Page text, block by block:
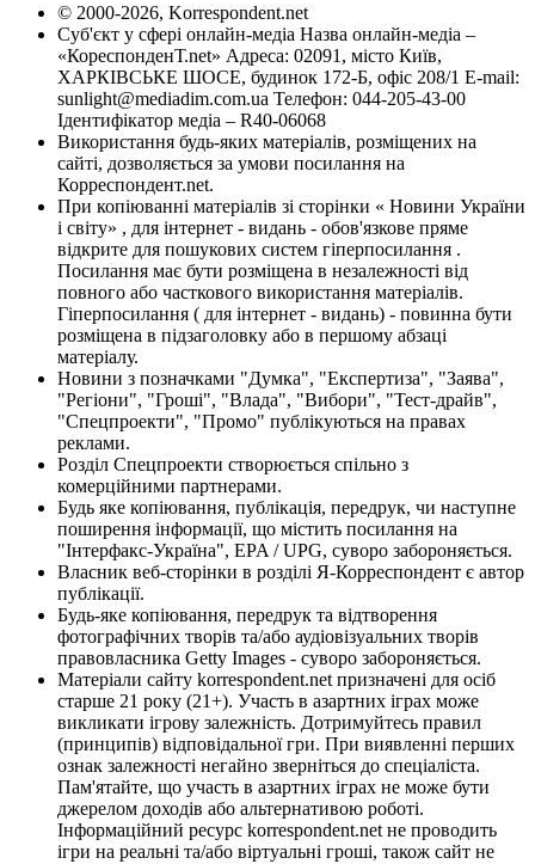
© 2000-2026, Korrespondent.net
Суб'єкт у сфері онлайн-медіа Назва онлайн-медіа –
«КореспонденТ.net» Адреса: 02091, місто Київ,
ХАРКІВСЬКЕ ШОСЕ, будинок 172-Б, офіс 208/1 E-mail:
sunlight@mediadim.com.ua Телефон: 044-205-43-00
Ідентифікатор медіа – R40-06068
Використання будь-яких матеріалів, розміщених на
сайті, дозволяється за умови посилання на
Корреспондент.net.
При копіюванні матеріалів зі сторінки « Новини України
і світу» , для інтернет - видань - обов'язкове пряме
відкрите для пошукових систем гіперпосилання .
Посилання має бути розміщена в незалежності від
повного або часткового використання матеріалів.
Гіперпосилання ( для інтернет - видань) - повинна бути
розміщена в підзаголовку або в першому абзаці
матеріалу.
Новини з позначками "Думка", "Експертиза", "Заява",
"Регіони", "Гроші", "Влада", "Вибори", "Тест-драйв",
"Спецпроекти", "Промо" публікуються на правах
реклами.
Розділ Спецпроекти створюється спільно з
комерційними партнерами.
Будь яке копіювання, публікація, передрук, чи наступне
поширення інформації, що містить посилання на
"Інтерфакс-Україна", EPA / UPG, суворо забороняється.
Власник веб-сторінки в розділі Я-Корреспондент є автор
публікації.
Будь-яке копіювання, передрук та відтворення
фотографічних творів та/або аудіовізуальних творів
правовласника Getty Images - суворо забороняється.
Матеріали сайту korrespondent.net призначені для осіб
старше 21 року (21+). Участь в азартних іграх може
викликати ігрову залежність. Дотримуйтесь правил
(принципів) відповідальної гри. При виявленні перших
ознак залежності негайно зверніться до спеціаліста.
Пам'ятайте, що участь в азартних іграх не може бути
джерелом доходів або альтернативою роботі.
Інформаційний ресурс korrespondent.net не проводить
ігри на реальні та/або віртуальні гроші, також сайт не